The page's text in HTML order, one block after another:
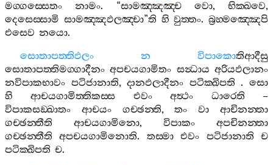
මග‍්ගස‍්සෙතං
නාමං. “සාමඤ‍්ඤඤ‍්ච වො, භික‍්ඛවෙ,
දෙසෙස‍්සාමි සාමඤ‍්ඤඵලඤ‍්චා”ති හි වුත‍්තං. බ්‍රහ‍්මඤ‍්ඤෙපි
එසෙව නයො.
සොතාපත‍්තිඵලං
න විපාකොතිආදීසු
සොතාපත‍්තිමග‍්ගාදීනං අපචයගාමිතං සන්‍ධාය අරියඵලානං
නවිපාකභාවං පටිජානාති,දානඵලාදීනං පටික‍්ඛිපති .සො
හි
ආචයගාමිත‍්තිකස‍්ස එවං අත්‍ථං ධාරෙති –
විපාකසඞ‍්ඛාතං
ආචයං ගච‍්ඡන‍්ති,තං වා
ආචිනන‍්තා
ගච‍්ඡන‍්තීති
ආචයගාමිනො, විපාකං
අපචිනන‍්තා
ගච‍්ඡන‍්තීති
අපචයගාමිනොති. තස‍්මා එවං පටිජානාති
ච
පටික‍්ඛිපති ච.